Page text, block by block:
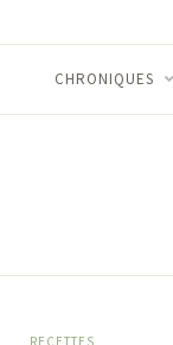
CHRONIQUES
RECETTES